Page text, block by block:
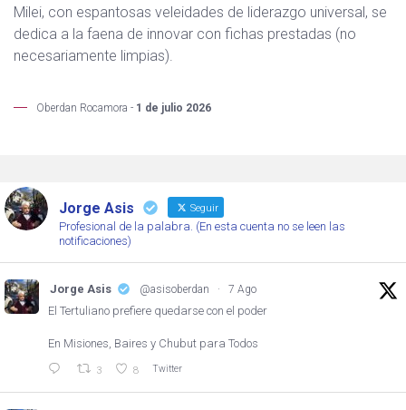
Milei, con espantosas veleidades de liderazgo universal, se
dedica a la faena de innovar con fichas prestadas (no
necesariamente limpias).
Oberdan Rocamora - 1 de julio 2026
Jorge Asis Seguir
Profesional de la palabra. (En esta cuenta no se leen las
notificaciones)
Jorge Asis @asisoberdan · 7 Ago
El Tertuliano prefiere quedarse con el poder
En Misiones, Baires y Chubut para Todos
3 8 Twitter